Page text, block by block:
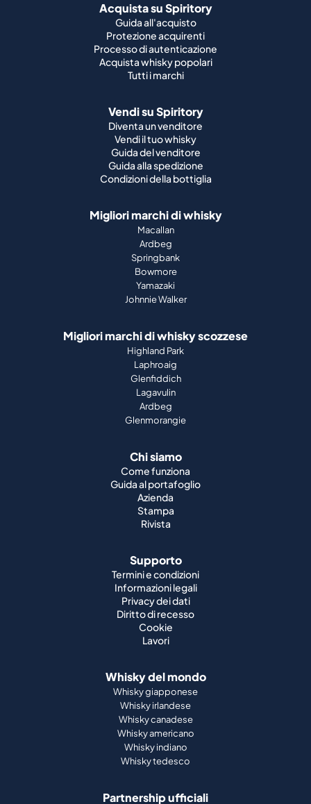
Acquista su Spiritory
Guida all'acquisto
Protezione acquirenti
Processo di autenticazione
Acquista whisky popolari
Tutti i marchi
Vendi su Spiritory
Diventa un venditore
Vendi il tuo whisky
Guida del venditore
Guida alla spedizione
Condizioni della bottiglia
Migliori marchi di whisky
Macallan
Ardbeg
Springbank
Bowmore
Yamazaki
Johnnie Walker
Migliori marchi di whisky scozzese
Highland Park
Laphroaig
Glenfiddich
Lagavulin
Ardbeg
Glenmorangie
Chi siamo
Come funziona
Guida al portafoglio
Azienda
Stampa
Rivista
Supporto
Termini e condizioni
Informazioni legali
Privacy dei dati
Diritto di recesso
Cookie
Lavori
Whisky del mondo
Whisky giapponese
Whisky irlandese
Whisky canadese
Whisky americano
Whisky indiano
Whisky tedesco
Partnership ufficiali